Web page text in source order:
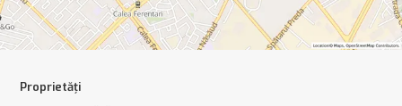
Proprietăți